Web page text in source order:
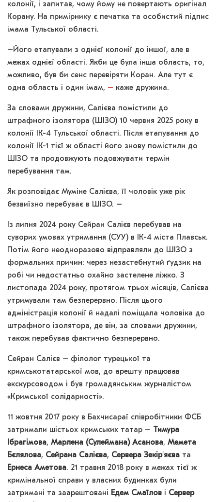
колонії, і запитав, чому йому не повертають оригінал
Корану. На примірнику є печатка та особистий підпис
імама Тульської області.
–Його етапували з однієї колонії до іншої, але в
межах однієї області. Якби це була інша область, то,
можливо, був би сенс перевіряти Коран. Але тут є
одна область і один імам, – каже дружина.
За словами дружини, Салієва помістили до
штрафного ізолятора (ШІЗО) 10 червня 2025 року в
колонії ІК-4 Тульської області. Після етапування до
колонії ІК-1 тієї ж області його знову помістили до
ШІЗО та продовжують подовжувати термін
перебування там.
Як розповідає Муміне Салієва, її чоловік уже рік
безвиїзно перебуває в ШІЗО. –
Із липня 2024 року Сейран Салієв перебував на
суворих умовах утримання (СУУ) в ІК-4 міста Плавськ.
Потім його неодноразово відправляли до ШІЗО з
формальних причин: через незастебнутий ґудзик на
робі чи недостатньо охайно застелене ліжко. З
листопада 2024 року, протягом трьох місяців, Салієва
утримували там безперервно. Після цього
адміністрація колонії й надалі поміщала чоловіка до
штрафного ізолятора, де він, за словами дружини,
також перебував фактично безперервно.
Сейран Салієв – філолог турецької та
кримськотатарської мов, до арешту працював
екскурсоводом і був громадянським журналістом
«Кримської солідарності».
11 жовтня 2017 року в Бахчисараї співробітники ФСБ
затримали шістьох кримських татар –
Тимура
Ібрагімова, Марлена (Сулеймана) Асанова, Мемета
Бєлялова, Сейрана Салієва, Сервера Зекір‘яєва та
Ернеса Аметова. 21 травня 2018 року в межах тієї ж
кримінальної справи у власних будинках були
затримані та заарештовані Едем Смаїлов і Сервер